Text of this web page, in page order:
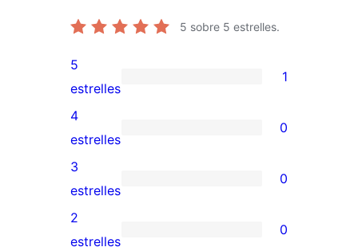
5 sobre 5 estrelles.
1
valoració
de
5
estrelles
5
estrelles
1
0
valoracions
de
4
estrelles
4
estrelles
0
0
valoracions
de
3
estrelles
0
0
2
estrelles
0